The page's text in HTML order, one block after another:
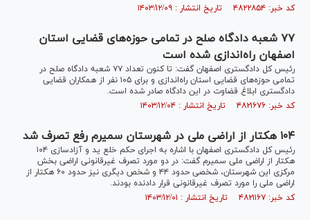
کد خبر: ۴۸۲۲۸۵۴ تاریخ انتشار : ۱۴۰۳/۱۲/۰۹
۷۷ شعبه دادگاه صلح در تمامی حوزه‌های قضایی استان
اصفهان راه‌اندازی شده است
رئیس کل دادگستری اصفهان گفت: تا کنون تعداد ۷۷ شعبه دادگاه صلح در
تمامی حوزه‌های قضایی استان راه‌اندازی و برای ۱۰۵ نفر از همکاران قضایی
دادگستری ابلاغ قضاوت در این دادگاه صادر شده است.
کد خبر: ۴۸۲۱۶۷۶ تاریخ انتشار : ۱۴۰۳/۱۲/۰۴
۱۰۴ هکتار از اراضی ملی در شهرستان سمیرم رفع تصرف شد
رئیس کل دادگستری اصفهان با اشاره به اجرای حکم خلع ید و آزادسازی ۱۰۴
هکتار از اراضی ملی سمیرم گفت: در دو مورد تصرف غیرقانونی اراضی بخش
مرکزی این شهرستان، شخصی حدود ۴۴ و شخص دیگری نیز حدود ۶۰ هکتار از
اراضی ملی را مورد تصرف غیرقانونی قرار دادنده بودند.
کد خبر: ۴۸۲۱۱۶۷ تاریخ انتشار : ۱۴۰۳/۱۲/۰۱